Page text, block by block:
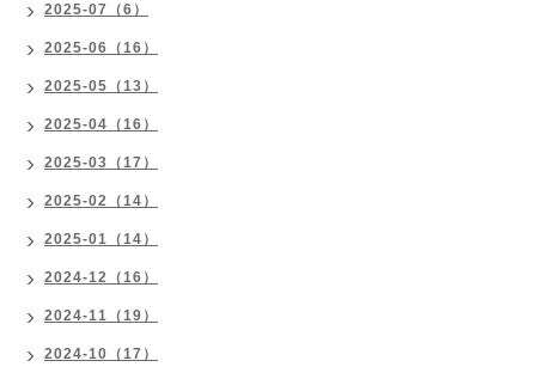
2025-07（6）
2025-06（16）
2025-05（13）
2025-04（16）
2025-03（17）
2025-02（14）
2025-01（14）
2024-12（16）
2024-11（19）
2024-10（17）